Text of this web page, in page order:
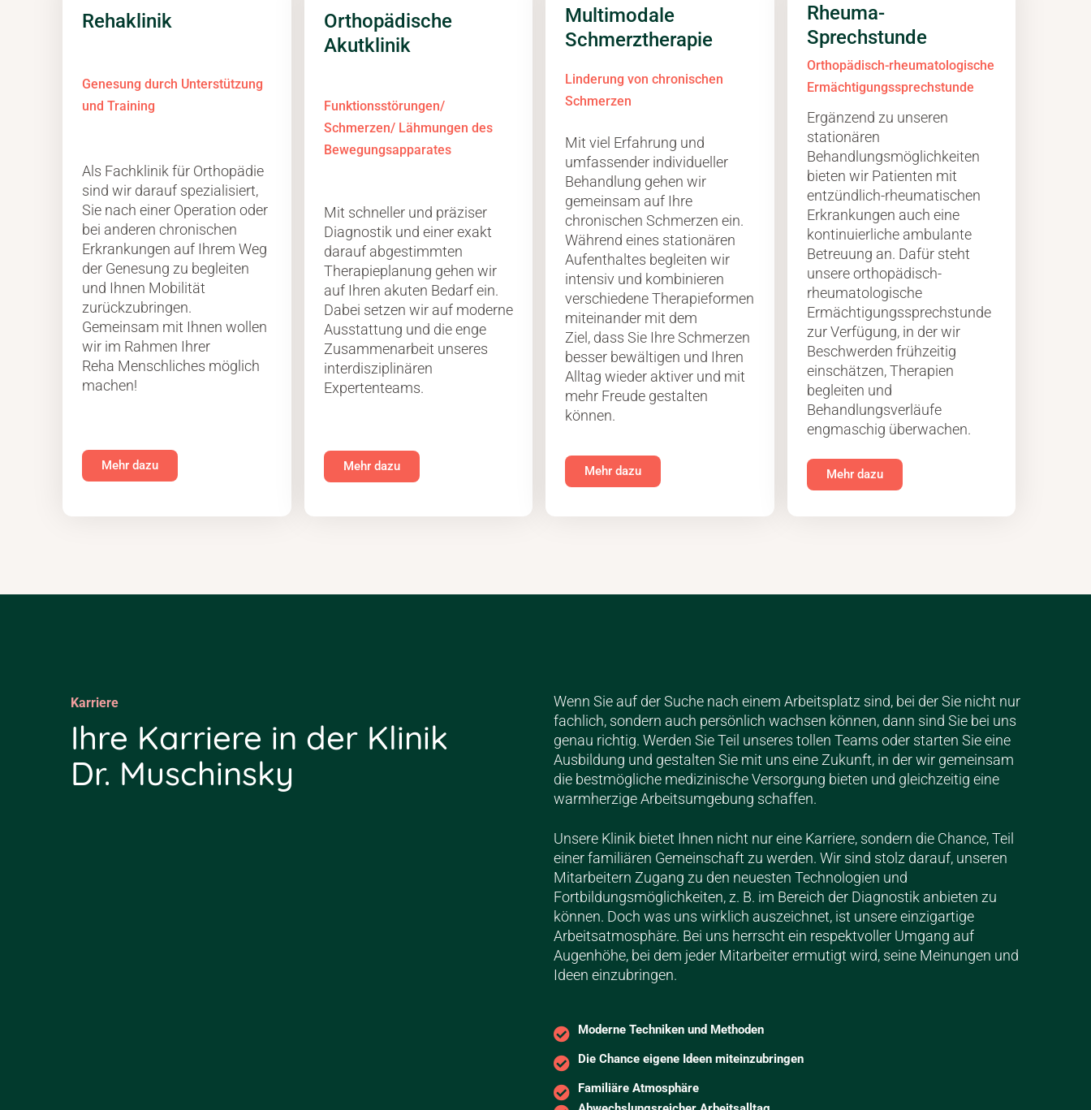
Rehaklinik
Genesung durch Unterstützung
und Training
Als Fachklinik für Orthopädie
sind wir darauf spezialisiert,
Sie nach einer Operation oder
bei anderen chronischen
Erkrankungen auf Ihrem Weg
der Genesung zu begleiten
und Ihnen Mobilität
zurückzubringen.
Gemeinsam mit Ihnen wollen
wir im Rahmen Ihrer
Reha Menschliches möglich
machen!
Mehr dazu
Orthopädische
Akutklinik
Funktionsstörungen/
Schmerzen/ Lähmungen des
Bewegungsapparates
Mit schneller und präziser
Diagnostik und einer exakt
darauf abgestimmten
Therapieplanung gehen wir
auf Ihren akuten Bedarf ein.
Dabei setzen wir auf moderne
Ausstattung und die enge
Zusammenarbeit unseres
interdisziplinären
Expertenteams.
Mehr dazu
Multimodale
Schmerztherapie
Linderung von chronischen
Schmerzen
Mit viel Erfahrung und
umfassender individueller
Behandlung gehen wir
gemeinsam auf Ihre
chronischen Schmerzen ein.
Während eines stationären
Aufenthaltes begleiten wir
intensiv und kombinieren
verschiedene Therapieformen
miteinander mit dem
Ziel, dass Sie Ihre Schmerzen
besser bewältigen und Ihren
Alltag wieder aktiver und mit
mehr Freude gestalten
können.
Mehr dazu
Rheuma-
Sprechstunde
Orthopädisch-rheumatologische
Ermächtigungssprechstunde
Ergänzend zu unseren
stationären
Behandlungsmöglichkeiten
bieten wir Patienten mit
entzündlich-rheumatischen
Erkrankungen auch eine
kontinuierliche ambulante
Betreuung an. Dafür steht
unsere orthopädisch-
rheumatologische
Ermächtigungssprechstunde
zur Verfügung, in der wir
Beschwerden frühzeitig
einschätzen, Therapien
begleiten und
Behandlungsverläufe
engmaschig überwachen.
Mehr dazu
Karriere
Ihre Karriere in der Klinik
Dr. Muschinsky
Wenn Sie auf der Suche nach einem Arbeitsplatz sind, bei der Sie nicht nur
fachlich, sondern auch persönlich wachsen können, dann sind Sie bei uns
genau richtig. Werden Sie Teil unseres tollen Teams oder starten Sie eine
Ausbildung und gestalten Sie mit uns eine Zukunft, in der wir gemeinsam
die bestmögliche medizinische Versorgung bieten und gleichzeitig eine
warmherzige Arbeitsumgebung schaffen.
Unsere Klinik bietet Ihnen nicht nur eine Karriere, sondern die Chance, Teil
einer familiären Gemeinschaft zu werden. Wir sind stolz darauf, unseren
Mitarbeitern Zugang zu den neuesten Technologien und
Fortbildungsmöglichkeiten, z. B. im Bereich der Diagnostik anbieten zu
können. Doch was uns wirklich auszeichnet, ist unsere einzigartige
Arbeitsatmosphäre. Bei uns herrscht ein respektvoller Umgang auf
Augenhöhe, bei dem jeder Mitarbeiter ermutigt wird, seine Meinungen und
Ideen einzubringen.
Moderne Techniken und Methoden
Die Chance eigene Ideen miteinzubringen
Familiäre Atmosphäre